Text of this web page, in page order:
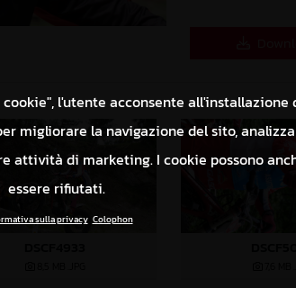
l'utente acconsente all'installazione
migliorare la navigazione del sito,
attività di marketing. I cookie possono
essere rifiutati.
sulla privacy Colophon